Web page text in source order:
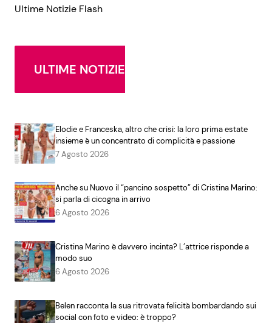
Ultime Notizie Flash
ULTIME NOTIZIE
Elodie e Franceska, altro che crisi: la loro prima estate
insieme è un concentrato di complicità e passione
7 Agosto 2026
Anche su Nuovo il “pancino sospetto” di Cristina Marino:
si parla di cicogna in arrivo
6 Agosto 2026
Cristina Marino è davvero incinta? L’attrice risponde a
modo suo
6 Agosto 2026
Belen racconta la sua ritrovata felicità bombardando sui
social con foto e video: è troppo?